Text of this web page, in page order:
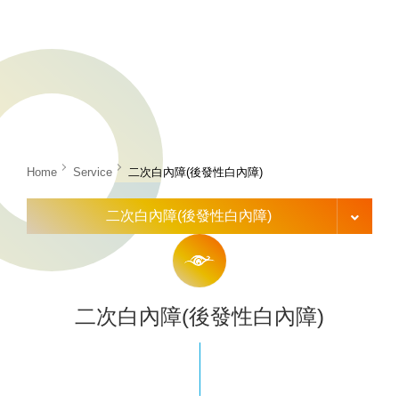
Home Service 二次白內障(後發性白內障)
二次白內障(後發性白內障)
二次白內障(後發性白內障)